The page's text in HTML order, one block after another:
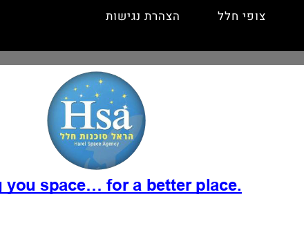
צופי חלל הצהרת נגישות